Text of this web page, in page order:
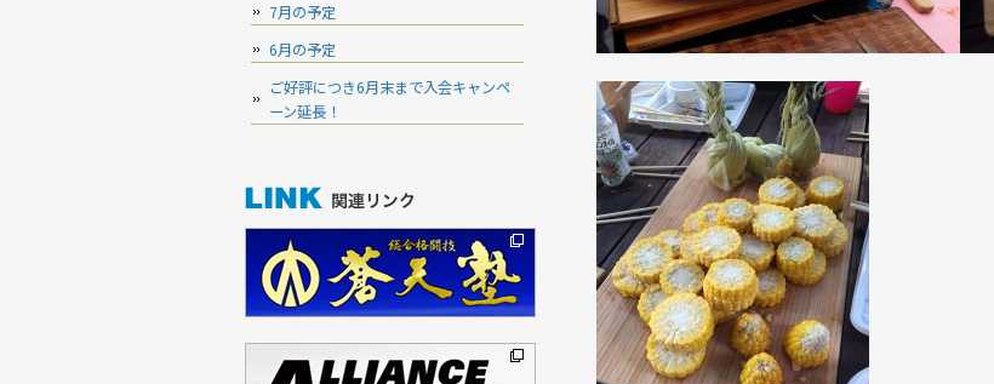
7月の予定
6月の予定
ご好評につき6月末まで入会キャンペ
ーン延長！